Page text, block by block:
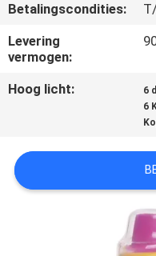
ONS
NIEUWS
GEVALLEN
Betalingscondities:
Levering
vermogen:
Hoog licht: 6
6